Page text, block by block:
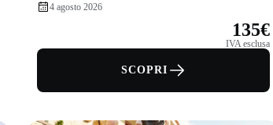
4 agosto 2026
135€
IVA esclusa
SCOPRI